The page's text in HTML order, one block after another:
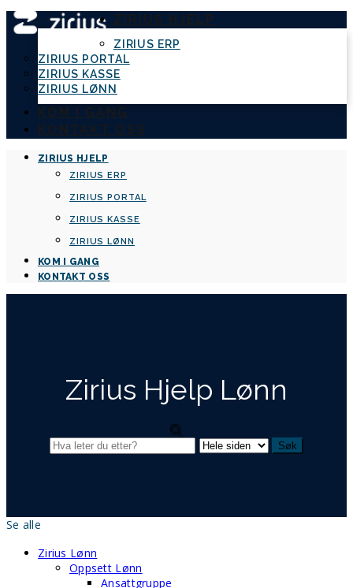
ZIRIUS HJELP
ZIRIUS ERP
ZIRIUS PORTAL
ZIRIUS KASSE
ZIRIUS LØNN
KOM I GANG
KONTAKT OSS
ZIRIUS HJELP
ZIRIUS ERP
ZIRIUS PORTAL
ZIRIUS KASSE
ZIRIUS LØNN
KOM I GANG
KONTAKT OSS
Zirius Hjelp Lønn
Se alle
Zirius Lønn
Oppsett Lønn
Ansattgruppe